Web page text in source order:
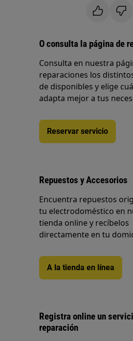
O consulta la página de
Consulta en nuestra
reparaciones los
de disponibles y elige
adapta mejor a tus
Reservar servicio
Repuestos y Accesorios
Encuentra repuestos
tu electrodoméstico en
tienda online y recíbelos
directamente en tu
A la tienda en línea
Registra online un
reparación